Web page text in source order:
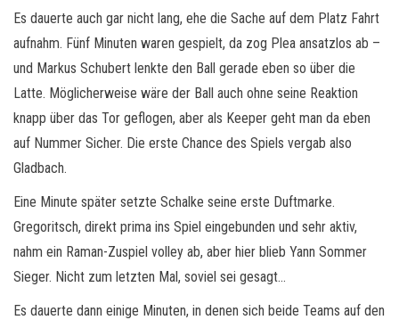
Es dauerte auch gar nicht lang, ehe die Sache auf dem Platz Fahrt
aufnahm. Fünf Minuten waren gespielt, da zog Plea ansatzlos ab –
und Markus Schubert lenkte den Ball gerade eben so über die
Latte. Möglicherweise wäre der Ball auch ohne seine Reaktion
knapp über das Tor geflogen, aber als Keeper geht man da eben
auf Nummer Sicher. Die erste Chance des Spiels vergab also
Gladbach.
Eine Minute später setzte Schalke seine erste Duftmarke.
Gregoritsch, direkt prima ins Spiel eingebunden und sehr aktiv,
nahm ein Raman-Zuspiel volley ab, aber hier blieb Yann Sommer
Sieger. Nicht zum letzten Mal, soviel sei gesagt…
Es dauerte dann einige Minuten, in denen sich beide Teams auf den